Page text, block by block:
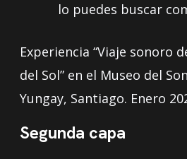
lo puedes buscar
Experiencia “Viaje sonoro
del Sol” en el Museo del
Yungay, Santiago. Enero
Segunda capa